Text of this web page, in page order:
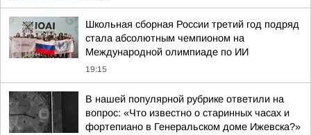
Школьная сборная России третий год подряд
стала абсолютным чемпионом на
Международной олимпиаде по ИИ
19:15
В нашей популярной рубрике ответили на
вопрос: «Что известно о старинных часах и
фортепиано в Генеральском доме Ижевска?»